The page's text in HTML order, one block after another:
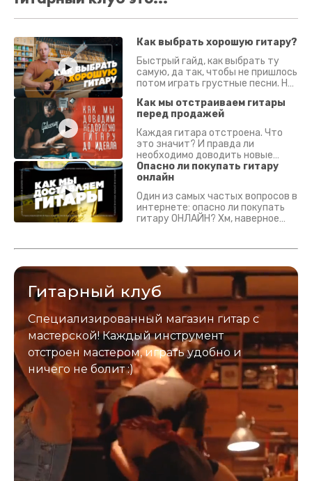
Как выбрать хорошую гитару?
Быстрый гайд, как выбрать ту
самую, да так, чтобы не пришлось
потом играть грустные песни. На
Как мы отстраиваем гитары
перед продажей
Каждая гитара отстроена. Что
это значит? И правда ли
необходимо доводить новые
гитары? Если кратко - да.
Подробно - в видео :)
Опасно ли покупать гитару
онлайн
Один из самых частых вопросов в
интернете: опасно ли покупать
гитару ОНЛАЙН? Хм, наверное
застрахован. Случись что -
Гитарный клуб
Специализированный магазин гитар с
мастерской! Каждый инструмент
отстроен мастером, играть удобно и
ничего не болит :)